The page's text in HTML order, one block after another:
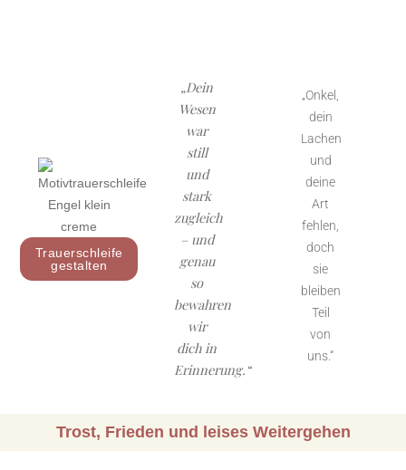
Trauerschleife
gestalten
„Dein
Wesen
war
still
und
stark
zugleich
– und
genau
so
bewahren
wir
dich in
Erinnerung.“
„Onkel,
dein
Lachen
und
deine
Art
fehlen,
doch
sie
bleiben
Teil
von
uns.“
Trost, Frieden und leises Weitergehen